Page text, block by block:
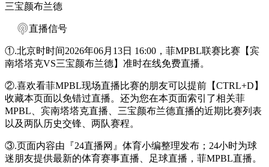
三宝颜布兰德
直播信号
①.北京时时间2026年06月13日 16:00，菲MPBL联赛比赛【宾
南塔塔克VS三宝颜布兰德】准时在线免费直播。
②.喜欢看菲MPBL现场直播比赛的朋友可以提前【CTRL+D】
收藏本页面以免错过直播。还为您在本页面索引了相关菲
MPBL、宾南塔塔克直播、三宝颜布兰德直播的近期比赛列表
以及两队历史交锋、两队赛程。
③.页面内容由『24直播网』体育小编整理发布；24小时为球
迷朋友提供最新的体育赛事直播、足球直播，菲MPBL直播。